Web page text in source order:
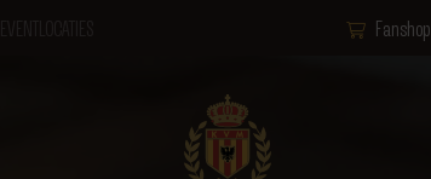
Fanshop